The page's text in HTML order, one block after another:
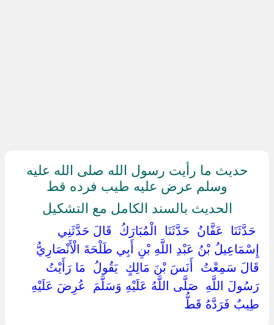
حديث ما رأيت رسول الله صلى الله عليه
وسلم عرض عليه طيب فرده قط
الحديث بالسند الكامل مع التشكيل
‏ ‏حَدَّثَنَا ‏ ‏عَفَّانُ ‏ ‏حَدَّثَنَا ‏ ‏الْمُبَارَكُ ‏ ‏قَالَ حَدَّثَنِي ‏
‏إِسْمَاعِيلُ بْنُ عَبْدِ اللَّهِ بْنِ أَبِي طَلْحَةَ الْأَنْصَارِيُّ ‏
‏قَالَ سَمِعْتُ ‏ ‏أَنَسَ بْنَ مَالِكٍ ‏ ‏يَقُولُ ‏ ‏مَا رَأَيْتُ
رَسُولَ اللَّهِ ‏ ‏صَلَّى اللَّهُ عَلَيْهِ وَسَلَّمَ ‏ ‏عُرِضَ عَلَيْهِ
طِيبٌ فَرَدَّهُ قَطُّ ‏